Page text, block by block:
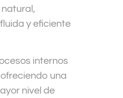
y eficiente
internos
una
nivel de